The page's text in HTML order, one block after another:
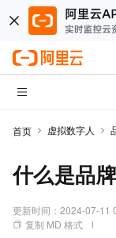
首页 虚拟数字人
什么是品
更新时间： 2024-07-11
复制 MD 格式